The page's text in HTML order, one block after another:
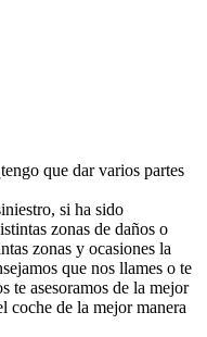
que dar varios partes
si ha sido
zonas de daños o
zonas y ocasiones la
que nos llames o te
te asesoramos de la mejor
coche de la mejor manera